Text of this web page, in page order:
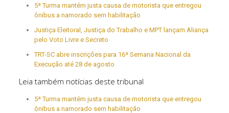
5ª Turma mantém justa causa de motorista que entregou
ônibus a namorado sem habilitação
Justiça Eleitoral, Justiça do Trabalho e MPT lançam Aliança
pelo Voto Livre e Secreto
TRT-SC abre inscrições para 16ª Semana Nacional da
Execução até 28 de agosto
Leia também notícias deste tribunal
5ª Turma mantém justa causa de motorista que entregou
ônibus a namorado sem habilitação